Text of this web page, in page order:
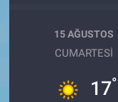
15 AĞUSTOS
CUMARTESI
17°